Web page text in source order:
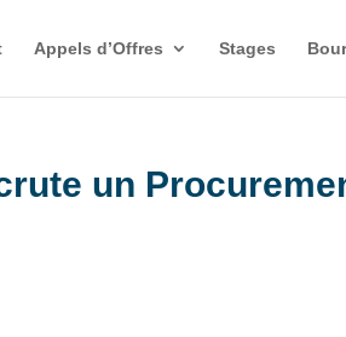
Appels d’Offres Stages
un